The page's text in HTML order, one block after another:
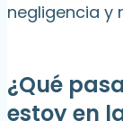
negligencia y
¿Qué
estoy en